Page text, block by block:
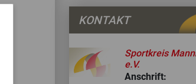
KONTAKT
Sportkreis
e.V.
Anschrift: